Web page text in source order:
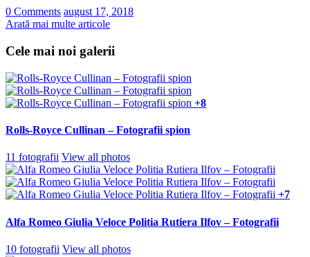
0 Comments august 17, 2018
Arată mai multe articole
Cele mai noi galerii
+8
Rolls-Royce Cullinan – Fotografii spion
11 fotografii View all photos
+7
Alfa Romeo Giulia Veloce Politia Rutiera Ilfov – Fotografii
10 fotografii View all photos